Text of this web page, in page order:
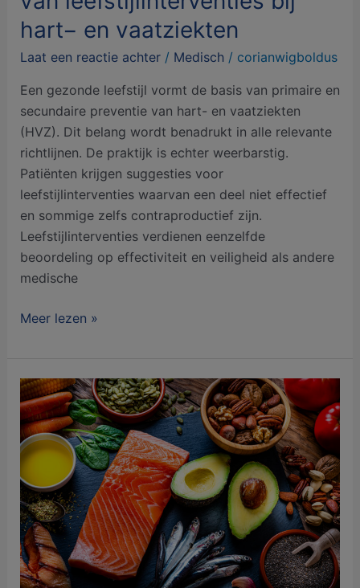
hart− en vaatziekten
Laat een reactie achter / Medisch/ corianwigboldus
Een gezonde leefstijl vormt de basis van primaire en
secundaire preventie van hart- en vaatziekten
(HVZ). Dit belang wordt benadrukt in alle relevante
richtlijnen. De praktijk is echter weerbarstig.
Patiënten krijgen suggesties voor
leefstijlinterventies waarvan een deel niet effectief
en sommige zelfs contraproductief zijn.
Leefstijlinterventies verdienen eenzelfde
beoordeling op effectiviteit en veiligheid als andere
medische
Meer lezen »
Wat
zijn
gezonde
vetten?
zetten
de
feiten
voor
je